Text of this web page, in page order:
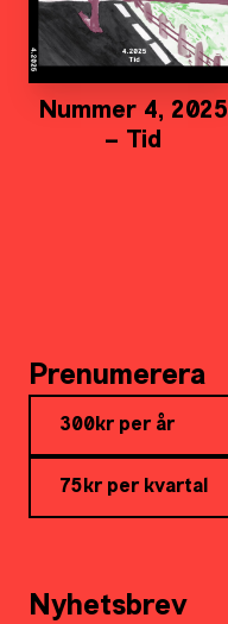
Nummer 4, 2025
– Tid
Prenumerera
300kr per år
75kr per kvartal
Nyhetsbrev